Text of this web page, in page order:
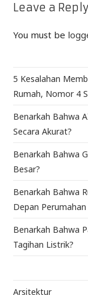
Leave a Reply
You must be
5 Kesalahan
Rumah, Nomor 4
Benarkah Bahwa
Secara Akurat?
Benarkah Bahwa
Besar?
Benarkah Bahwa
Depan
Benarkah Bahwa
Tagihan Listrik?
Arsitektur